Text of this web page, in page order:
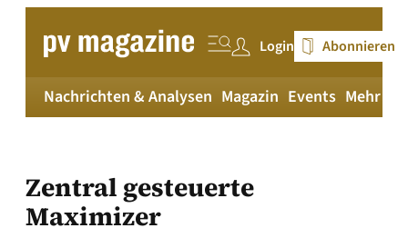
springen
Login Abonnieren
Nachrichten & Analysen Magazin Events Mehr
Zentral gesteuerte
Maximizer